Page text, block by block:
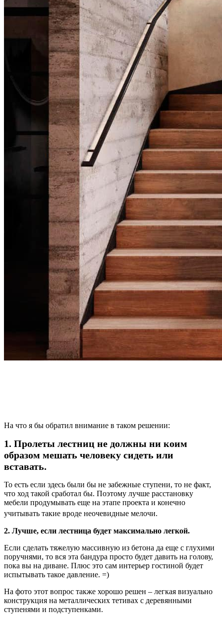
На что я бы обратил внимание в таком решении:
1. Пролеты лестниц не должны ни коим
образом мешать человеку сидеть или
вставать.
То есть если здесь были бы не забежные ступени, то не факт,
что ход такой сработал бы. Поэтому лучше расстановку
мебели продумывать еще на этапе проекта и конечно
учитывать такие вроде неочевидные мелочи.
2. Лучше, если лестница будет максимально легкой.
Если сделать тяжелую массивную из бетона да еще с глухими
поручнями, то вся эта бандура просто будет давить на голову,
пока вы на диване. Плюс это сам интерьер гостиной будет
испытывать такое давление. =)
На фото этот вопрос также хорошо решен – легкая визуально
конструкция на металлических тетивах с деревянными
ступенями и подступенками.